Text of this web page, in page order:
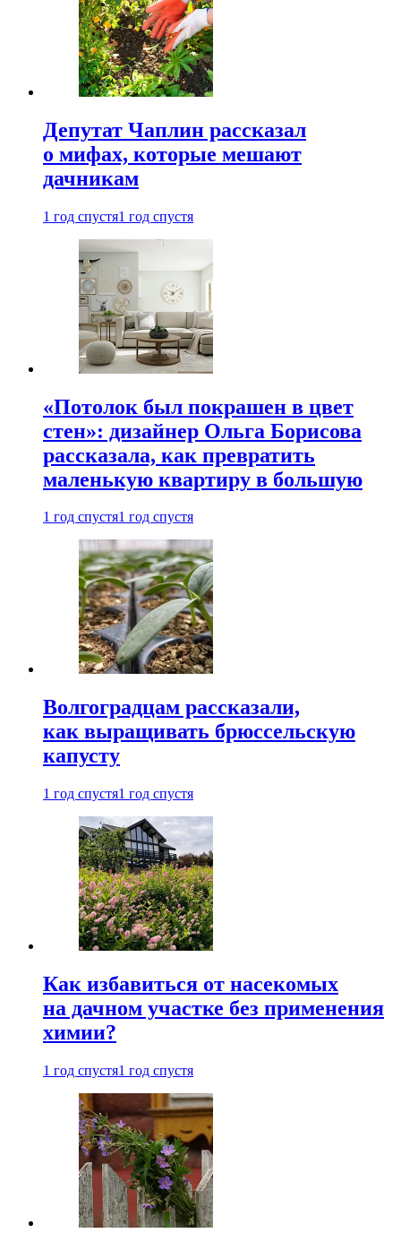
Депутат Чаплин рассказал
о мифах, которые мешают
дачникам
1 год спустя1 год спустя
«Потолок был покрашен в цвет
стен»: дизайнер Ольга Борисова
рассказала, как превратить
маленькую квартиру в большую
1 год спустя1 год спустя
Волгоградцам рассказали,
как выращивать брюссельскую
капусту
1 год спустя1 год спустя
Как избавиться от насекомых
на дачном участке без применения
химии?
1 год спустя1 год спустя